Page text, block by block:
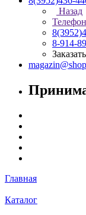
Назад
8-914-
Главная
Каталог